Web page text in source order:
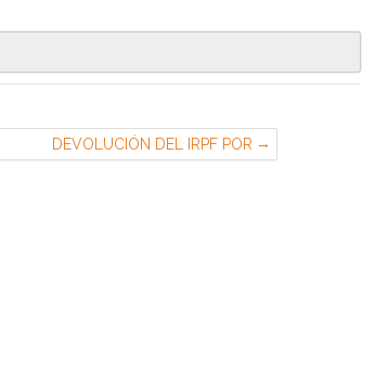
DEVOLUCIÓN DEL IRPF POR
MATERNIDAD — FESIM CGT-METAL